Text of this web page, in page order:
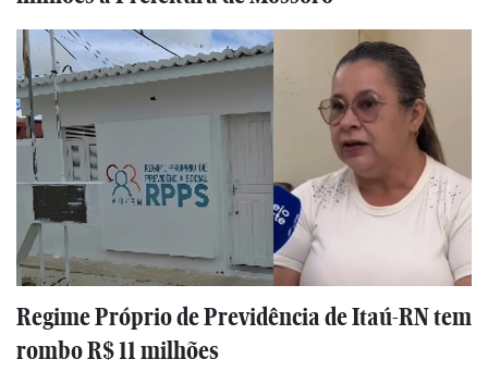
Regime Próprio de Previdência de Itaú-RN tem
rombo R$ 11 milhões